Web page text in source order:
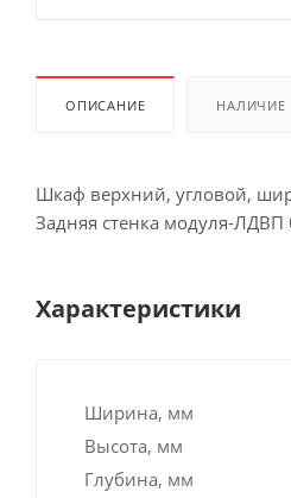
ОПИСАНИЕ НАЛИЧИЕ
Шкаф верхний, угловой,
Задняя стенка модуля-ЛДВП
Характеристики
Ширина, мм
Высота, мм
Глубина, мм